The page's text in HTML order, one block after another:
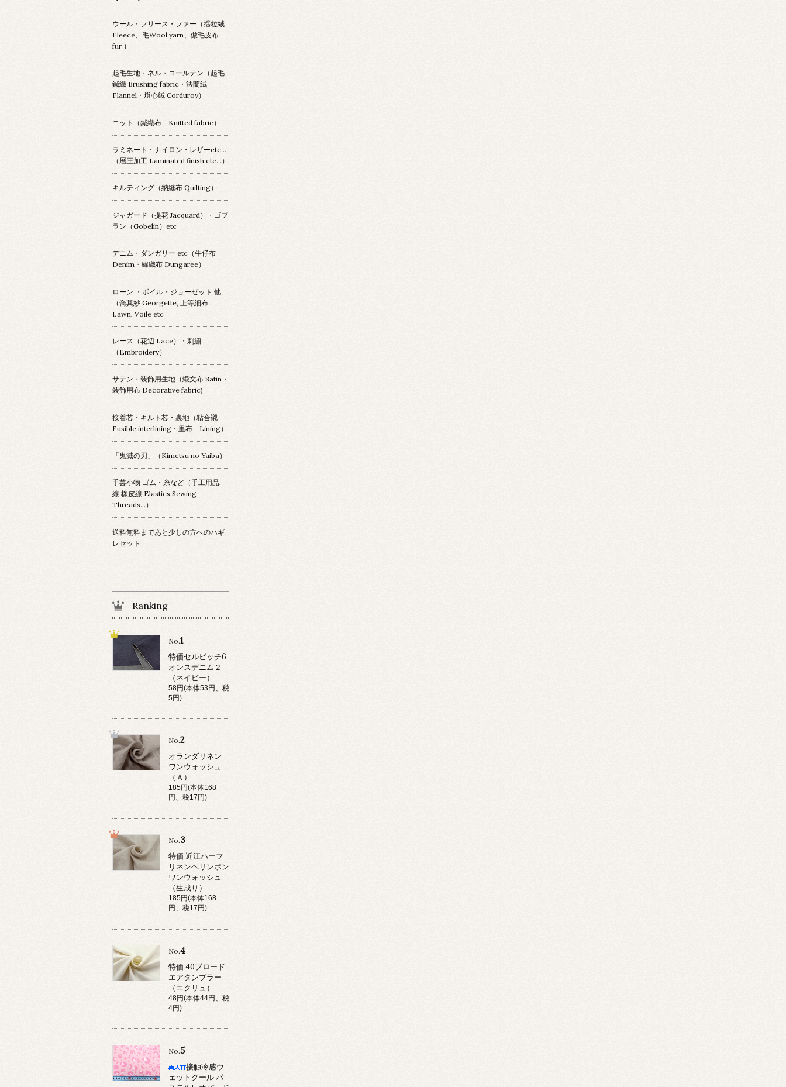
ウール・フリース・ファー（揺粒絨
Fleece、毛Wool yarn、倣毛皮布
fur ）
起毛生地・ネル・コールテン（起毛
鍼織 Brushing fabric・法蘭絨
Flannel・燈心絨 Corduroy）
ニット（鍼織布 Knitted fabric）
ラミネート・ナイロン・レザーetc…
（層圧加工 Laminated finish etc…）
キルティング（納縫布 Quilting）
ジャガード（提花 Jacquard）・ゴブ
ラン（Gobelin）etc
デニム・ダンガリー etc（牛仔布
Denim・緯織布 Dungaree）
ローン ・ボイル・ジョーゼット 他
（喬其紗 Georgette, 上等細布
Lawn, Voile etc
レース（花辺 Lace）・刺繍
（Embroidery）
サテン・装飾用生地（緞文布 Satin・
装飾用布 Decorative fabric)
接着芯・キルト芯・裏地（粘合襯
Fusible interlining・里布 Lining）
「鬼滅の刃」（Kimetsu no Yaiba）
手芸小物 ゴム・糸など（手工用品,
線,橡皮線 Elastics,Sewing
Threads...）
送料無料まであと少しの方へのハギ
レセット
Ranking
No.1
特価セルビッチ6
オンスデニム２
（ネイビー）
58円(本体53円、税
5円)
No.2
オランダリネン
ワンウォッシュ
（Ａ）
185円(本体168
円、税17円)
No.3
特価 近江ハーフ
リネンヘリンボン
ワンウォッシュ
（生成り）
185円(本体168
円、税17円)
No.4
特価 40ブロード
エアタンブラー
（エクリュ）
48円(本体44円、税
4円)
No.5
接触冷感ウ
ェットクール パ